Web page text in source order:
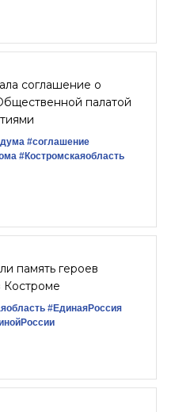
соглашение о
палатой
#соглашение
#Костромскаяобласть
память героев
#‎ЕдинаяРоссия